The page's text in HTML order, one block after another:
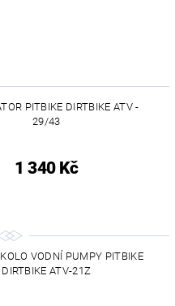
PITBIKE DIRTBIKE ATV -
29/43
1 340 Kč
VODNÍ PUMPY PITBIKE
DIRTBIKE ATV-21Z